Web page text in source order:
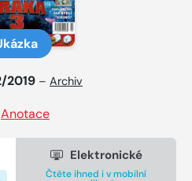
2019 – Archiv
Anotace
Elektronické
Čtěte ihned i v mobilní